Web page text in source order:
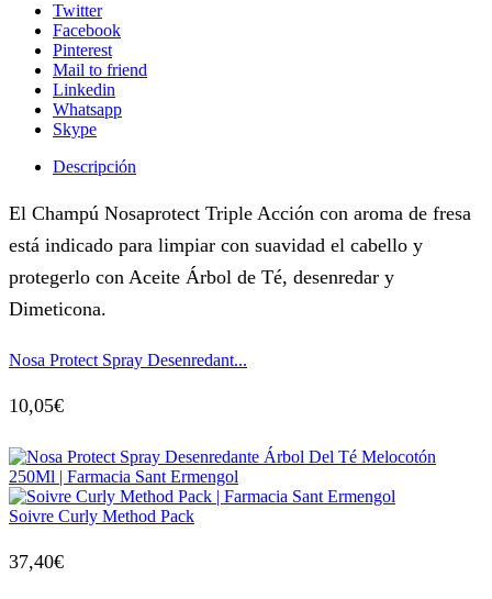
Twitter
Facebook
Pinterest
Mail to friend
Linkedin
Whatsapp
Skype
Descripción
El Champú Nosaprotect Triple Acción con aroma de fresa
está indicado para limpiar con suavidad el cabello y
protegerlo con Aceite Árbol de Té, desenredar y
Dimeticona.
Nosa Protect Spray Desenredant...
10,05€
Soivre Curly Method Pack
37,40€